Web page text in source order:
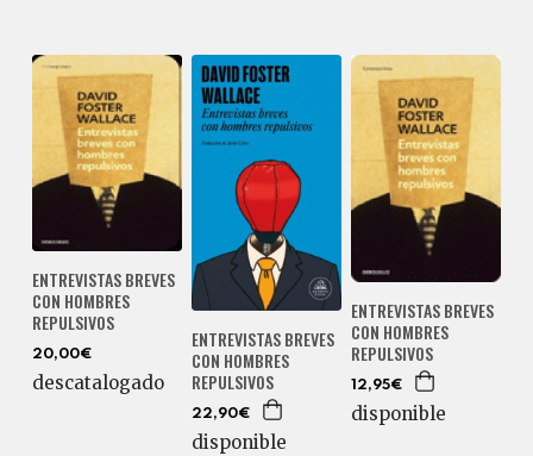
ENTREVISTAS BREVES
CON HOMBRES
REPULSIVOS
20,00€
descatalogado
ENTREVISTAS BREVES
CON HOMBRES
REPULSIVOS
22,90€
disponible
ENTREVISTAS BREVES
CON HOMBRES
REPULSIVOS
12,95€
disponible